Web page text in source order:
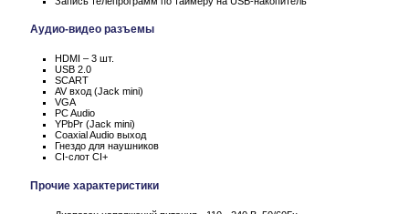
Аудио-видео разъемы
HDMI – 3 шт.
USB 2.0
SCART
AV вход (Jack mini)
VGA
PC Audio
YPbPr (Jack mini)
Coaxial Audio выход
Гнездо для наушников
CI-слот CI+
Прочие характеристики